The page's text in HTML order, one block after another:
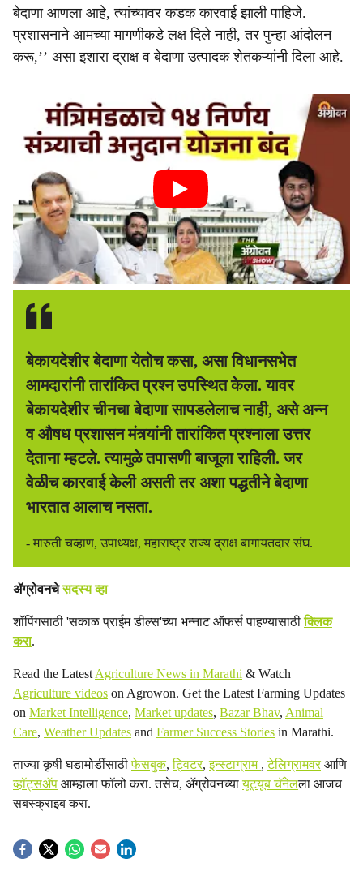
बेदाणा आणला आहे, त्यांच्यावर कडक कारवाई झाली पाहिजे.
प्रशासनाने आमच्या मागणीकडे लक्ष दिले नाही, तर पुन्हा आंदोलन
करू,’’ असा इशारा द्राक्ष व बेदाणा उत्पादक शेतकऱ्यांनी दिला आहे.
बेकायदेशीर बेदाणा येतोच कसा, असा विधानसभेत
आमदारांनी तारांकित प्रश्‍न उपस्थित केला. यावर
बेकायदेशीर चीनचा बेदाणा सापडलेलाच नाही, असे अन्न
व औषध प्रशासन मंत्र्यांनी तारांकित प्रश्‍नाला उत्तर
देताना म्हटले. त्यामुळे तपासणी बाजूला राहिली. जर
वेळीच कारवाई केली असती तर अशा पद्धतीने बेदाणा
भारतात आलाच नसता.
- मारुती चव्हाण, उपाध्यक्ष, महाराष्ट्र राज्य द्राक्ष बागायतदार संघ.
ॲग्रोवनचेसदस्य व्हा
शॉपिंगसाठी 'सकाळ प्राईम डील्स'च्या भन्नाट ऑफर्स पाहण्यासाठीक्लिक
करा.
Read the Latest Agriculture News in Marathi & Watch
Agriculture videos on Agrowon. Get the Latest Farming Updates
on Market Intelligence, Market updates, Bazar Bhav, Animal
Care, Weather Updates and Farmer Success Stories in Marathi.
ताज्या कृषी घडामोडींसाठीफेसबुक,ट्विटर,इन्स्टाग्राम ,टेलिग्रामवरआणि
व्हॉट्सॲप आम्हाला फॉलो करा. तसेच, ॲग्रोवनच्यायूट्यूब चॅनेलला आजच
सबस्क्राइब करा.